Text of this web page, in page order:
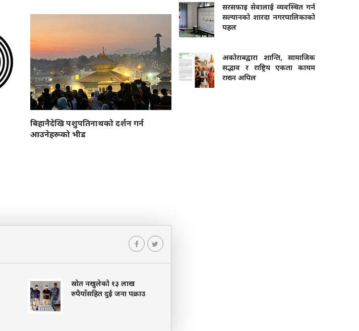
बिहानैदेखि पशुपतिनाथको दर्शन गर्न
आउनेहरूको भीड
स्रोत नखुलेको १३ लाख
रुपैयाँसहित दुई जना पक्राउ
सरसफाइ सेवालाई व्यवस्थित गर्न
सल्यानको शारदा नगरपालिकाको
पहल
अकोराबद्वारा शान्ति, सामाजिक
सद्भाव र राष्ट्रिय एकता कायम
राख्न अपिल